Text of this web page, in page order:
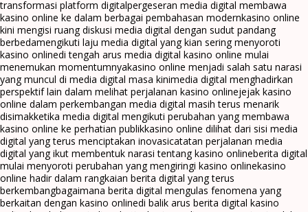
transformasi platform digitalpergeseran media digital membawa
kasino online ke dalam berbagai pembahasan modernkasino online
kini mengisi ruang diskusi media digital dengan sudut pandang
berbedamengikuti laju media digital yang kian sering menyoroti
kasino onlinedi tengah arus media digital kasino online mulai
menemukan momentumnyakasino online menjadi salah satu narasi
yang muncul di media digital masa kinimedia digital menghadirkan
perspektif lain dalam melihat perjalanan kasino onlinejejak kasino
online dalam perkembangan media digital masih terus menarik
disimakketika media digital mengikuti perubahan yang membawa
kasino online ke perhatian publikkasino online dilihat dari sisi media
digital yang terus menciptakan inovasicatatan perjalanan media
digital yang ikut membentuk narasi tentang kasino onlineberita digital
mulai menyoroti perubahan yang mengiringi kasino onlinekasino
online hadir dalam rangkaian berita digital yang terus
berkembangbagaimana berita digital mengulas fenomena yang
berkaitan dengan kasino onlinedi balik arus berita digital kasino